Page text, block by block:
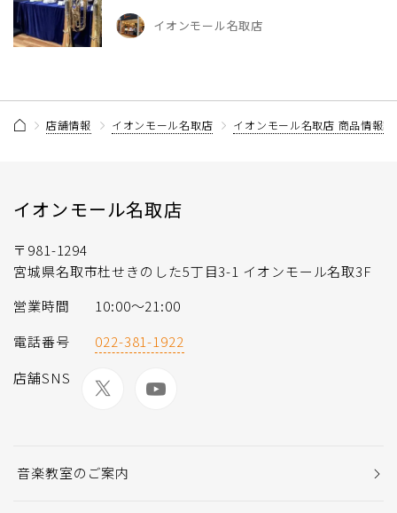
イオンモール名取店
店舗情報 イオンモール名取店 イオンモール名取店 商品情報
イオンモール名取店
〒981-1294
宮城県名取市杜せきのした5丁目3-1 イオンモール名取3F
営業時間
10:00～21:00
電話番号
022-381-1922
店舗SNS
音楽教室のご案内